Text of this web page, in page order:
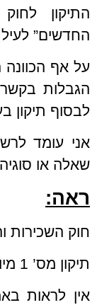
התיקון
החדשים” לעיל.
על אף הכוונה
הגבלות
לבסוף תיקון
אני עומד
שאלה או
ראה:
חוק השכירות
תיקון מס’ 1 מיום 19.7.17 ס”ח תשע”ז מס’ 2649
אין לראות